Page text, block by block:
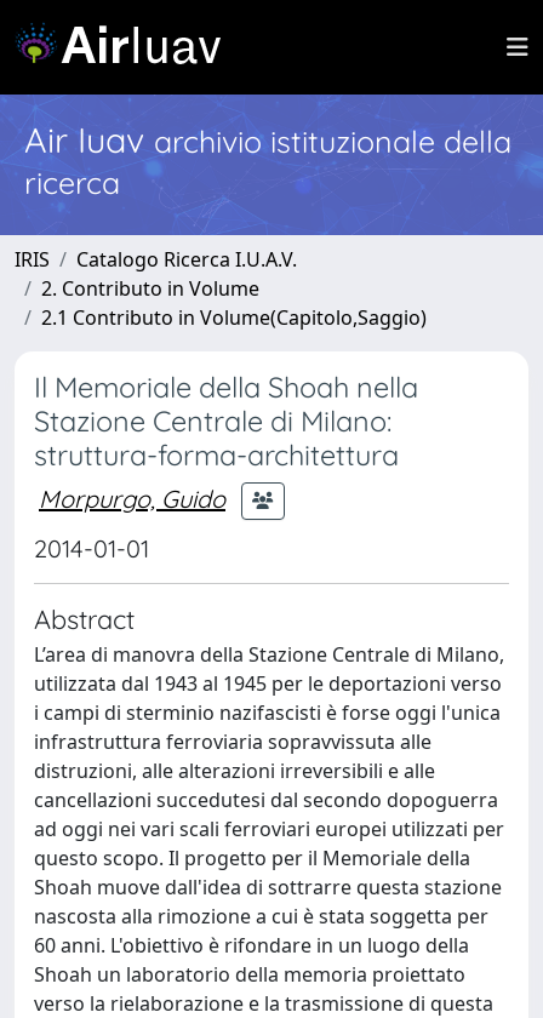
Air Iuav archivio istituzionale della
ricerca
IRIS
Catalogo Ricerca I.U.A.V.
2. Contributo in Volume
2.1 Contributo in Volume(Capitolo,Saggio)
Il Memoriale della Shoah nella
Stazione Centrale di Milano:
struttura-forma-architettura
Morpurgo, Guido
2014-01-01
Abstract
L’area di manovra della Stazione Centrale di Milano,
utilizzata dal 1943 al 1945 per le deportazioni verso
i campi di sterminio nazifascisti è forse oggi l'unica
infrastruttura ferroviaria sopravvissuta alle
distruzioni, alle alterazioni irreversibili e alle
cancellazioni succedutesi dal secondo dopoguerra
ad oggi nei vari scali ferroviari europei utilizzati per
questo scopo. Il progetto per il Memoriale della
Shoah muove dall'idea di sottrarre questa stazione
nascosta alla rimozione a cui è stata soggetta per
60 anni. L'obiettivo è rifondare in un luogo della
Shoah un laboratorio della memoria proiettato
verso la rielaborazione e la trasmissione di questa